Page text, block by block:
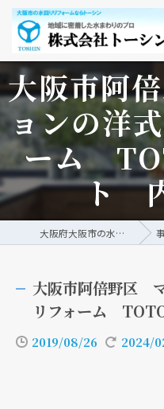
大阪市阿
ョンの洋
ーム
ト
大阪府大阪市の水回りリフォームなら株式会社トーシン 事例/ブログ
大阪市阿倍野区
リフォーム
2019/08/26 2024/